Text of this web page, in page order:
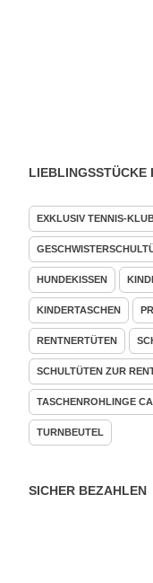
LIEBLINGSSTÜCKE
EXKLUSIV TENNIS-
HUNDEKISSEN
KINDERTASCHEN
RENTNERTÜTEN
SCHULTÜTEN ZUR
TASCHENROHLINGE
TURNBEUTEL
SICHER BEZAHLEN